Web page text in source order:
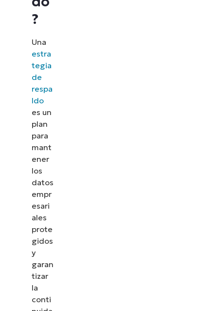
?
Una
estra
tegia
de
respa
ldo
es un
plan
para
mant
ener
los
datos
empr
esari
ales
prote
gidos
y
garan
tizar
la
conti